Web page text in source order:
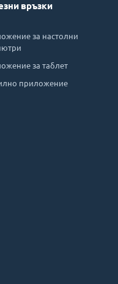
връзки
за настолни
за таблет
приложение